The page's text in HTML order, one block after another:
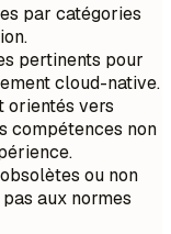
par catégories
pertinents pour
cloud-native.
orientés vers
compétences non
ou non
aux normes